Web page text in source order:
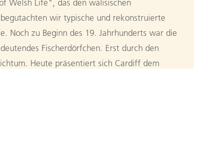
Welsh Life", das den walisischen
wir typische und rekonstruierte
Noch zu Beginn des 19. Jahrhunderts war die
Fischerdörfchen. Erst durch den
Heute präsentiert sich Cardiff dem